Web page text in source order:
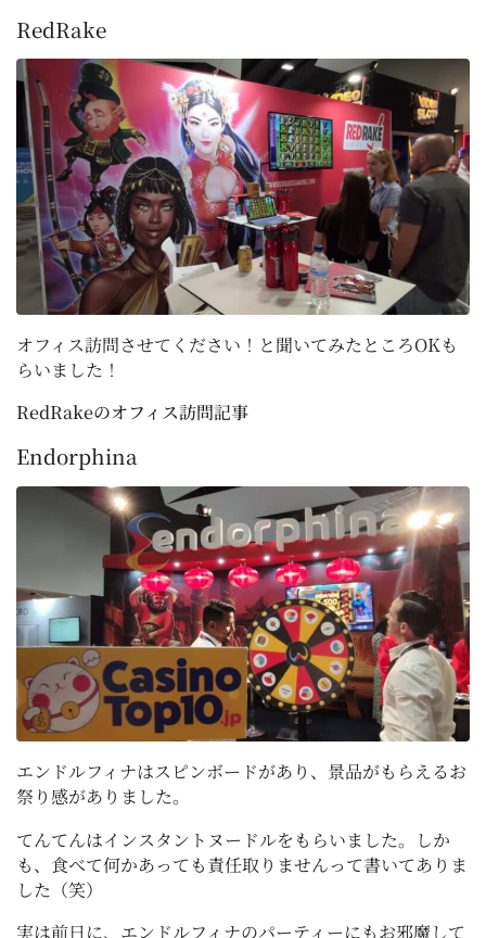
RedRake
オフィス訪問させてください！と聞いてみたところOKも
らいました！
RedRakeのオフィス訪問記事
Endorphina
エンドルフィナはスピンボードがあり、景品がもらえるお
祭り感がありました。
てんてんはインスタントヌードルをもらいました。しか
も、食べて何かあっても責任取りませんって書いてありま
した（笑）
実は前日に、エンドルフィナのパーティーにもお邪魔して